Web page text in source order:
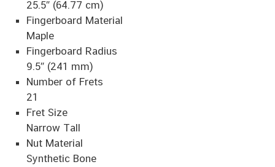
25.5″ (64.77 cm)
Fingerboard Material
Maple
Fingerboard Radius
9.5″ (241 mm)
Number of Frets
21
Fret Size
Narrow Tall
Nut Material
Synthetic Bone